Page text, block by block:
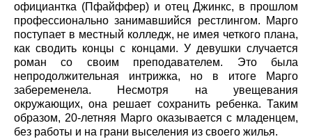
официантка (Пфайффер) и отец Джинкс, в прошлом
профессионально занимавшийся рестлингом. Марго
поступает в местный колледж, не имея четкого плана,
как сводить концы с концами. У девушки случается
роман со своим преподавателем. Это была
непродолжительная интрижка, но в итоге Марго
забеременела. Несмотря на увещевания
окружающих, она решает сохранить ребенка. Таким
образом, 20-летняя Марго оказывается с младенцем,
без работы и на грани выселения из своего жилья.